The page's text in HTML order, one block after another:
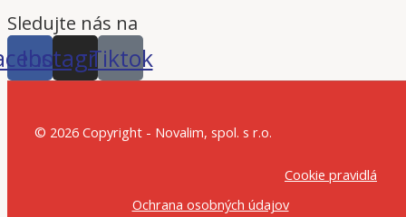
Sledujte nás na
Instagram
Tiktok
© 2026 Copyright - Novalim, spol. s r.o.
Cookie pravidlá
Ochrana osobných údajov